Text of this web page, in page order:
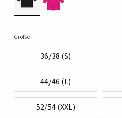
Größe:
36/38 (S)
44/46 (L)
52/54 (XXL)